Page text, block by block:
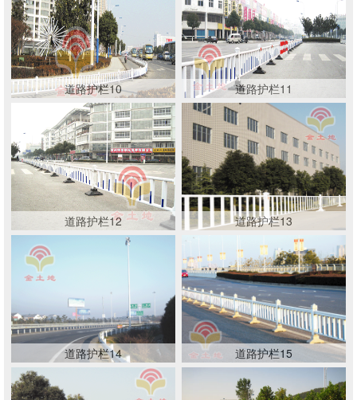
道路护栏10 道路护栏11
道路护栏12 道路护栏13
道路护栏14 道路护栏15